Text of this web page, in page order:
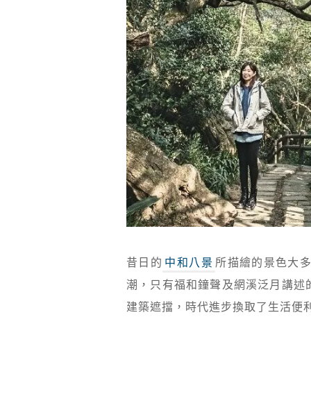
昔日的 中和八景 所描繪的景色大
潮，只有福和鐘聲及網溪泛月講
建築遮擋，時代進步換取了生活便